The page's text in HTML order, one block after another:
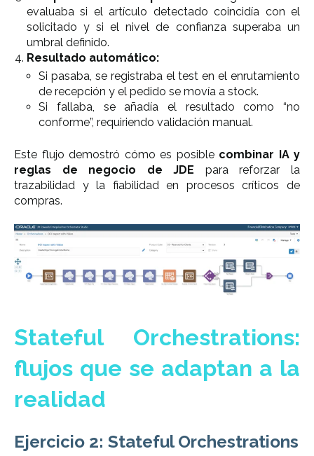
evaluaba si el artículo detectado coincidía con el
solicitado y si el nivel de confianza superaba un
umbral definido.
Resultado automático:
Si pasaba, se registraba el test en el enrutamiento
de recepción y el pedido se movía a stock.
Si fallaba, se añadía el resultado como “no
conforme”, requiriendo validación manual.
Este flujo demostró cómo es posible combinar IA y
reglas de negocio de JDE para reforzar la
trazabilidad y la fiabilidad en procesos críticos de
compras.
Stateful Orchestrations:
flujos que se adaptan a la
realidad
Ejercicio 2: Stateful Orchestrations